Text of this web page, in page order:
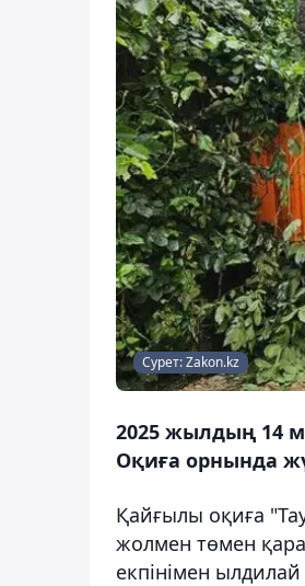
Сурет: Zakon.kz
2025 жылдың 14
Оқиға орнында
Қайғылы оқиға
жолмен төмен
екпінімен